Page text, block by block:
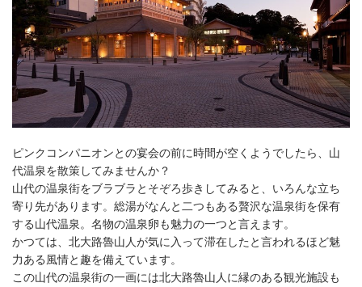
ピンクコンパニオンとの宴会の前に時間が空くようでしたら、山
代温泉を散策してみませんか？
山代の温泉街をブラブラとそぞろ歩きしてみると、いろんな立ち
寄り先があります。総湯がなんと二つもある贅沢な温泉街を保有
する山代温泉。名物の温泉卵も魅力の一つと言えます。
かつては、北大路魯山人が気に入って滞在したと言われるほど魅
力ある風情と趣を備えています。
この山代の温泉街の一画には北大路魯山人に縁のある観光施設も